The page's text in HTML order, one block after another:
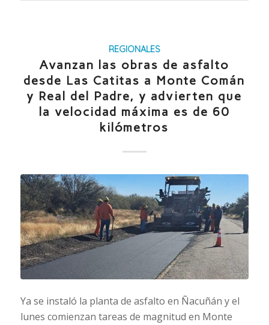
REGIONALES
Avanzan las obras de asfalto
desde Las Catitas a Monte Comán
y Real del Padre, y advierten que
la velocidad máxima es de 60
kilómetros
Ya se instaló la planta de asfalto en Ñacuñán y el
lunes comienzan tareas de magnitud en Monte